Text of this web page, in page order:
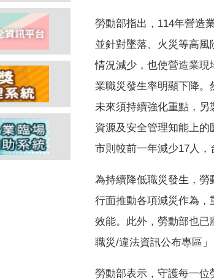
勞動部指出，114年營造
並針對墜落、火災等高
情況減少，也使營造業
業職災發生率明顯下降。
未來須持續強化重點，另
資源及安全管理知能上
市則較前一年減少17人
為持續降低職災發生，
行面推動各項減災作為
效能。此外，勞動部也
職災/違法資訊公布專區
勞動部表示，守護每一